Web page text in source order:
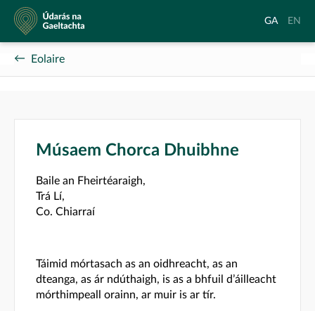
Údarás
na
Gaeltachta
Aistrigh
Gaeilge
GA
to
EN
Eolaire
Músaem Chorca Dhuibhne
Baile an Fheirtéaraigh,
Trá Lí,
Co. Chiarraí
Táimid mórtasach as an oidhreacht, as an
dteanga, as ár ndúthaigh, is as a bhfuil d’áilleacht
mórthimpeall orainn, ar muir is ar tír.